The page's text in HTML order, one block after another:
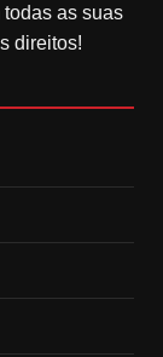
as suas
direitos!